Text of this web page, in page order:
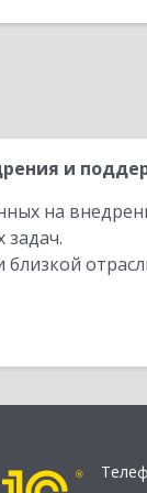
и
на
задач.